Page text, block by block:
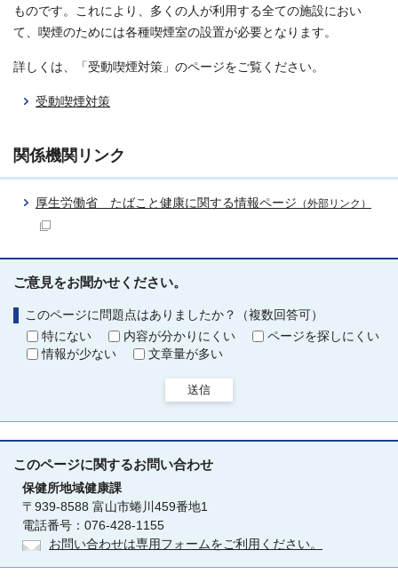
ものです。これにより、多くの人が利用する全ての施設におい
て、喫煙のためには各種喫煙室の設置が必要となります。
詳しくは、「受動喫煙対策」のページをご覧ください。
受動喫煙対策
関係機関リンク
厚生労働省 たばこと健康に関する情報ページ （外部リンク）
ご意見をお聞かせください。
このページに問題点はありましたか？（複数回答可）
特にない
内容が分かりにくい
ページを探しにくい
情報が少ない
文章量が多い
送信
このページに関するお問い合わせ
保健所地域健康課
〒939-8588 富山市蜷川459番地1
電話番号：076-428-1155
お問い合わせは専用フォームをご利用ください。